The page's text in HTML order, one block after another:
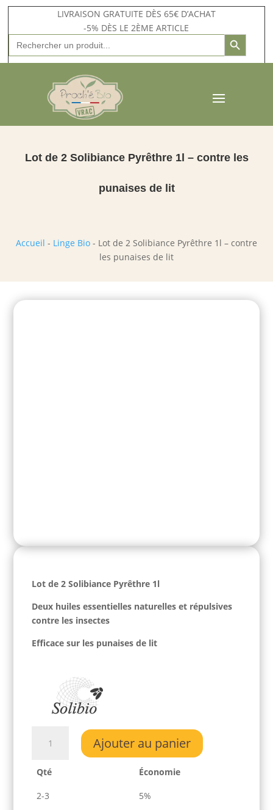
LIVRAISON GRATUITE DÈS 65€ D’ACHAT
-5% DÈS LE 2ÈME ARTICLE
Search
for:
Search Button
Lot de 2 Solibiance Pyrêthre 1l – contre les
punaises de lit
Accueil - Linge Bio - Lot de 2 Solibiance Pyrêthre 1l – contre
les punaises de lit
Lot de 2 Solibiance Pyrêthre 1l
Deux huiles essentielles naturelles et répulsives
contre les insectes
Efficace sur les punaises de lit
de
Solibiance
Ajouter au panier
Qté Économie
2-3 5%